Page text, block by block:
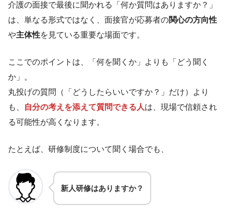
介護の面接で最後に聞かれる「何か質問はありますか？」
は、単なる形式ではなく、面接官が応募者の関心の方向性
や主体性を見ている重要な場面です。
ここでのポイントは、「何を聞くか」よりも「どう聞く
か」。
丸投げの質問（「どうしたらいいですか？」だけ）より
も、
自分の考えを添えて質問できる人は、現場で信頼され
る可能性が高くなります。
たとえば、研修制度について聞く場合でも、
新人研修はありますか？